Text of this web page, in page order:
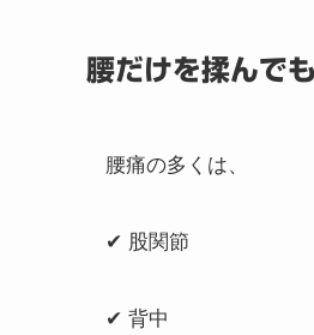
腰だけを揉んで
腰痛の多くは、
✔ 股関節
✔ 背中